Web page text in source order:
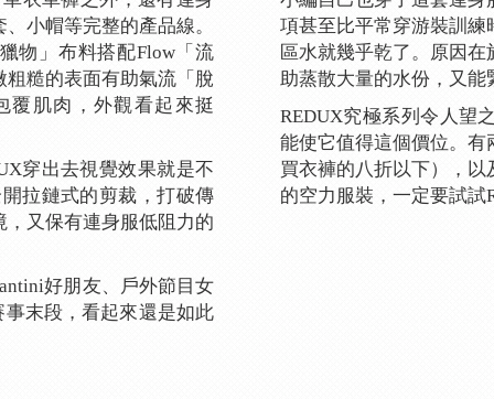
小帽等完整的產品線。
物」布料搭配Flow「流
糙的表面有助氣流「脫
覆肌肉，外觀看起來挺
穿出去視覺效果就是不
拉鏈式的剪裁，打破傳
又保有連身服低阻力的
好朋友、戶外節目女
末段，看起來還是如此
項甚至比平常穿游裝訓
區水就幾乎乾了。原因
助蒸散大量的水份，又
REDUX究極系列令人望
能使它值得這個價位。
買衣褲的八折以下），
的空力服裝，一定要試試